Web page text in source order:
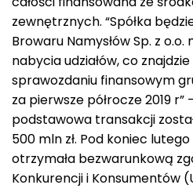
zewnętrznych. “Spółka
Browaru Namysłów Sp. z
nabycia udziałów, co
sprawozdaniu finansowym
za pierwsze półrocze 2019
podstawowa transakcji
500 mln zł. Pod koniec
otrzymała bezwarunkową
Konkurencji i Konsumentów